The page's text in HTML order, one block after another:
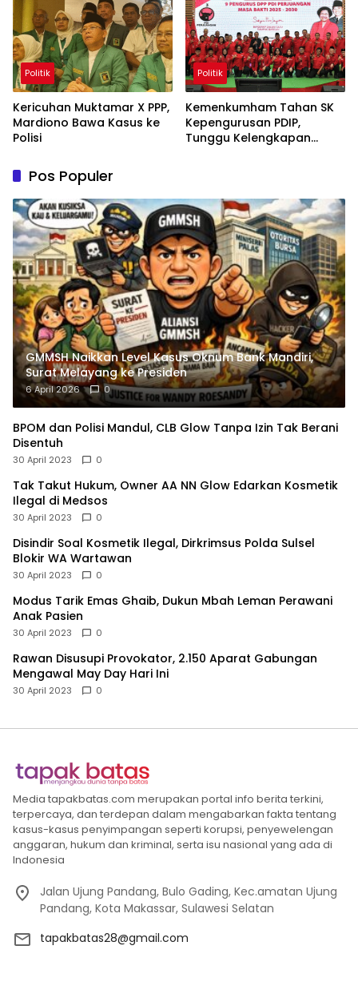
Politik
Kericuhan Muktamar X PPP,
Mardiono Bawa Kasus ke
Polisi
Politik
Kemenkumham Tahan SK
Kepengurusan PDIP,
Tunggu Kelengkapan
Pos Populer
GMMSH Naikkan Level Kasus Oknum Bank Mandiri,
Surat Melayang ke Presiden
6 April 2026 0
BPOM dan Polisi Mandul, CLB Glow Tanpa Izin Tak Berani
Disentuh
30 April 2023 0
Tak Takut Hukum, Owner AA NN Glow Edarkan Kosmetik
Ilegal di Medsos
30 April 2023 0
Disindir Soal Kosmetik Ilegal, Dirkrimsus Polda Sulsel
Blokir WA Wartawan
30 April 2023 0
Modus Tarik Emas Ghaib, Dukun Mbah Leman Perawani
Anak Pasien
30 April 2023 0
Rawan Disusupi Provokator, 2.150 Aparat Gabungan
Mengawal May Day Hari Ini
30 April 2023 0
Media tapakbatas.com merupakan portal info berita terkini,
terpercaya, dan terdepan dalam mengabarkan fakta tentang
kasus-kasus penyimpangan seperti korupsi, penyewelengan
anggaran, hukum dan kriminal, serta isu nasional yang ada di
Indonesia
Jalan Ujung Pandang, Bulo Gading, Kec.amatan Ujung
Pandang, Kota Makassar, Sulawesi Selatan
tapakbatas28@gmail.com